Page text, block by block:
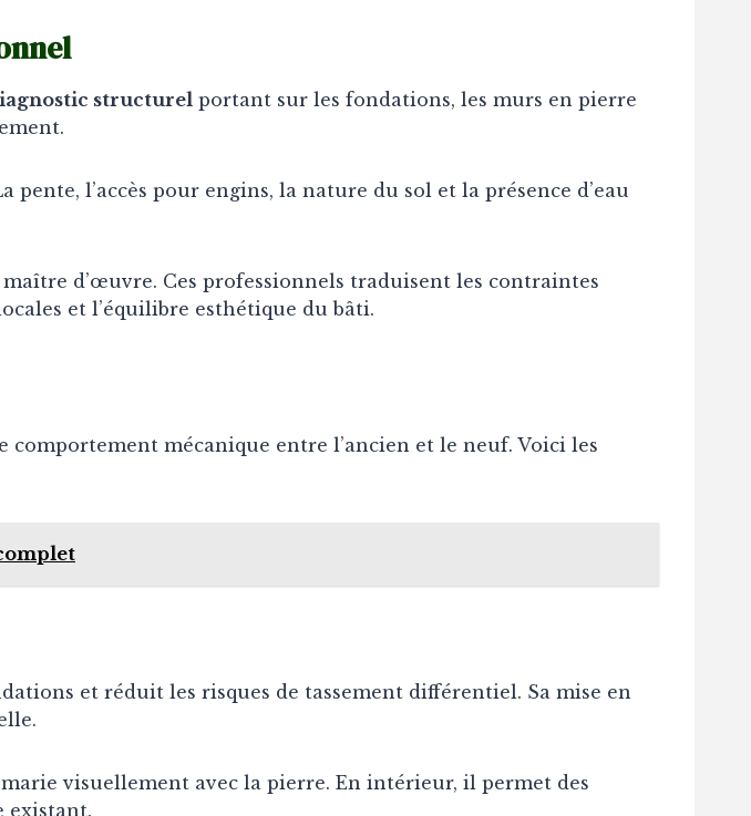
structurel portant sur les fondations, les murs en pierre
l’accès pour engins, la nature du sol et la présence d’eau
d’œuvre. Ces professionnels traduisent les contraintes
et l’équilibre esthétique du bâti.
mécanique entre l’ancien et le neuf. Voici les
et réduit les risques de tassement différentiel. Sa mise en
visuellement avec la pierre. En intérieur, il permet des
existant.